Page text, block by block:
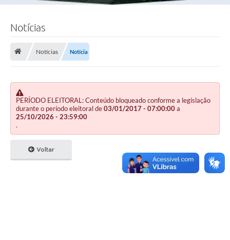
Notícias
Notícias Notícia
PERÍODO ELEITORAL: Conteúdo bloqueado conforme a legislação
durante o período eleitoral de03/01/2017 - 07:00:00a
25/10/2026 - 23:59:00
.
Voltar